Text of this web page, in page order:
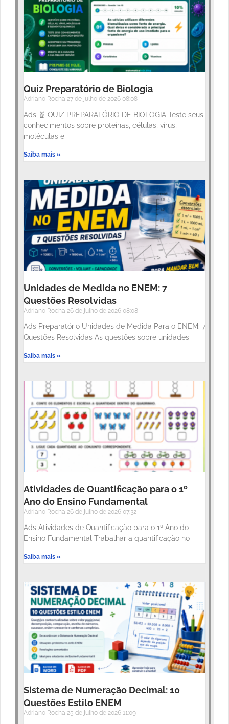
Quiz Preparatório de Biologia
Adriano Rocha 27 de julho de 2026 08:08
Ads 🧬 QUIZ PREPARATÓRIO DE BIOLOGIA Teste seus
conhecimentos sobre proteínas, células, vírus,
moléculas e
Saiba mais »
Unidades de Medida no ENEM: 7
Questões Resolvidas
Adriano Rocha 26 de julho de 2026 08:08
Ads Preparatório Unidades de Medida Para o ENEM: 7
Questões Resolvidas As questões sobre unidades
Saiba mais »
Atividades de Quantificação para o 1º
Ano do Ensino Fundamental
Adriano Rocha 26 de julho de 2026 07:32
Ads Atividades de Quantificação para o 1º Ano do
Ensino Fundamental Trabalhar a quantificação no
Saiba mais »
Sistema de Numeração Decimal: 10
Questões Estilo ENEM
Adriano Rocha 25 de julho de 2026 11:09